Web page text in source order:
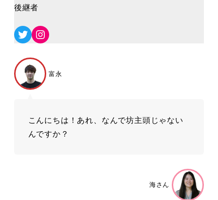
後継者
TwitterInstagram
富永
こんにちは！あれ、なんで坊主頭じゃない
んですか？
海さん